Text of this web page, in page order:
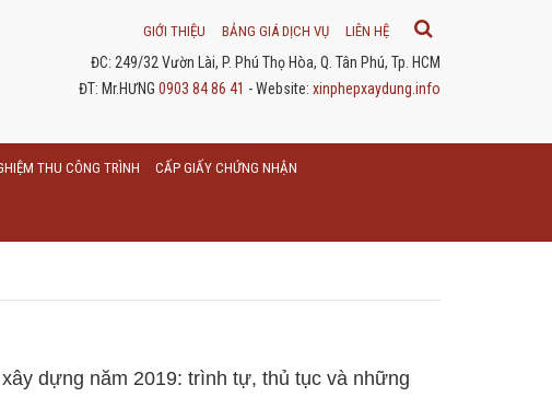
ĐC: 249/32 Vườn Lài, P. Phú Thọ Hòa, Q. Tân Phú, Tp. HCM
ĐT: Mr.HƯNG 0903 84 86 41 - Website: xinphepxaydung.info
GIỚI THIỆU BẢNG GIÁ DỊCH VỤ LIÊN HỆ
THU CÔNG TRÌNH CẤP GIẤY CHỨNG NHẬN
dựng năm 2019: trình tự, thủ tục và những